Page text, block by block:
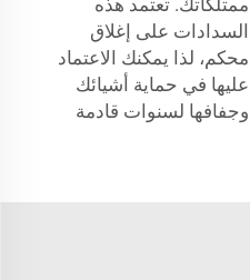
السدادات على إغلاق
محكم، لذا يمكنك الاعتماد
عليها في حماية أشيائك
وجفافها لسنوات قادمة